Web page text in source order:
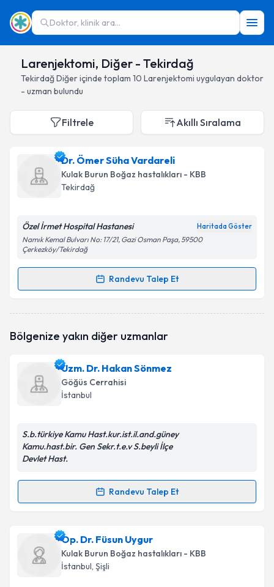
Doktor, klinik ara...
Larenjektomi, Diğer - Tekirdağ
TekirdağDiğeriçinde toplam 10 Larenjektomi uygulayan doktor
- uzman bulundu
Filtrele Akıllı Sıralama
Dr. Ömer Süha Vardareli
Kulak Burun Boğaz hastalıkları - KBB
Tekirdağ
Özel İrmet Hospital Hastanesi Haritada Göster
Namık Kemal Bulvarı No: 17/21, Gazi Osman Paşa, 59500
Çerkezköy/Tekirdağ
Randevu Talep Et
Randevu Takvimi Talebi
oluşturun. Size bu uzmandan randevu almanız için bir
E-posta Adresiniz
Kişisel verilerimin işlenmesine ilişkin
Metni'ni okudum ve kişisel verilerimin belirtilen
kapsamda işlenmesini kabul ediyorum.
Takvim Talebini Gönder
Bölgenize yakın diğer uzmanlar
Uzm. Dr. Hakan Sönmez
Göğüs Cerrahisi
İstanbul
S.b.türkiye Kamu Hast.kur.ist.il.and.güney
Kamu.hast.bir. Gen Sekr.t.e.v S.beyli İlçe
Devlet Hast.
Randevu Talep Et
Randevu Takvimi Talebi
Uzm. Dr. Hakan Sönmeziçin randevu takvimi talebi
oluşturun. Size bu uzmandan randevu almanız için bir
takvim hazırlandığında e-posta ile bilgilendireceğiz.
Op. Dr. Füsun Uygur
Kulak Burun Boğaz hastalıkları - KBB
İstanbul, Şişli